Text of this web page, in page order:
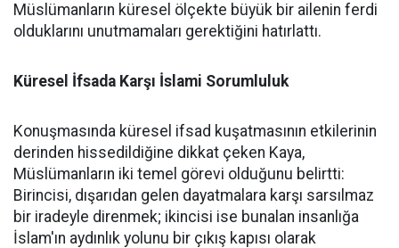
Müslümanların küresel ölçekte büyük bir ailenin ferdi
olduklarını unutmamaları gerektiğini hatırlattı.
Küresel İfsada Karşı İslami Sorumluluk
Konuşmasında küresel ifsad kuşatmasının etkilerinin
derinden hissedildiğine dikkat çeken Kaya,
Müslümanların iki temel görevi olduğunu belirtti:
Birincisi, dışarıdan gelen dayatmalara karşı sarsılmaz
bir iradeyle direnmek; ikincisi ise bunalan insanlığa
İslam'ın aydınlık yolunu bir çıkış kapısı olarak